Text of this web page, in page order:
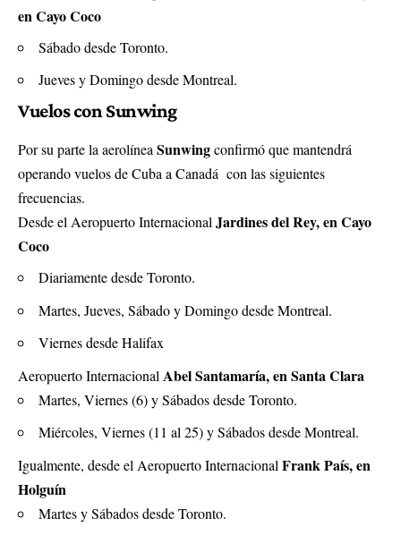
en Cayo Coco
Sábado desde Toronto.
Jueves y Domingo desde Montreal.
Vuelos con Sunwing
Por su parte la aerolínea Sunwingconfirmó que mantendrá
operando vuelos de Cuba a Canadá con las siguientes
frecuencias.
Desde el Aeropuerto Internacional Jardines del Rey, en Cayo
Coco
Diariamente desde Toronto.
Martes, Jueves, Sábado y Domingo desde Montreal.
Viernes desde Halifax
Aeropuerto Internacional Abel Santamaría, en Santa Clara
Martes, Viernes (6) y Sábados desde Toronto.
Miércoles, Viernes (11 al 25) y Sábados desde Montreal.
Igualmente, desde el Aeropuerto Internacional Frank País, en
Holguín
Martes y Sábados desde Toronto.